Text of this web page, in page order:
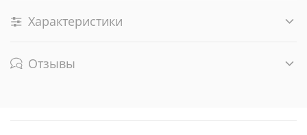
Характеристики
Отзывы